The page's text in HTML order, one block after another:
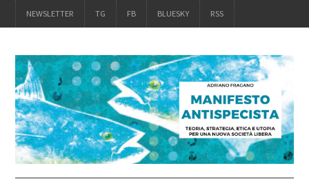
NEWSLETTER TG FB BLUESKY RSS